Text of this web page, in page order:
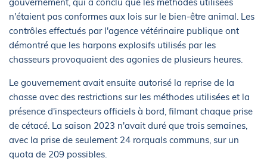
n'étaient pas conformes aux lois sur le bien-être animal. Les
contrôles effectués par l'agence vétérinaire publique ont
démontré que les harpons explosifs utilisés par les
chasseurs provoquaient des agonies de plusieurs heures.
Le gouvernement avait ensuite autorisé la reprise de la
chasse avec des restrictions sur les méthodes utilisées et la
présence d'inspecteurs officiels à bord, filmant chaque prise
de cétacé. La saison 2023 n'avait duré que trois semaines,
avec la prise de seulement 24 rorquals communs, sur un
quota de 209 possibles.